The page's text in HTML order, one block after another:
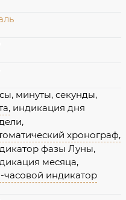
минуты, секунды,
индикация дня
хронограф,
фазы Луны,
месяца,
часовой индикатор